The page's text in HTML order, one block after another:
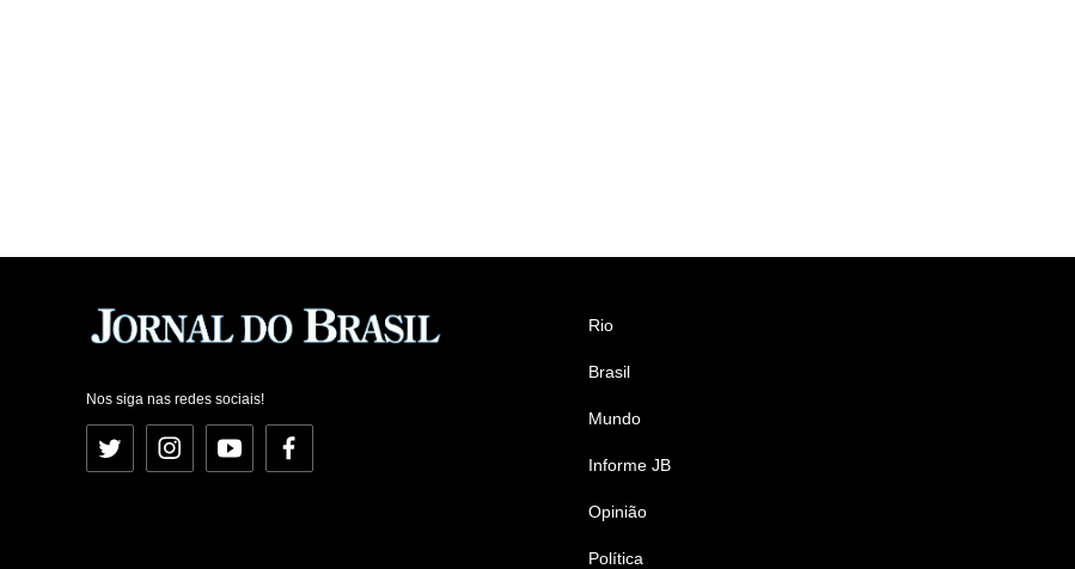
Nos siga nas redes sociais!
Twitter InstagramYouTubeFacebook
Rio
Brasil
Mundo
Informe JB
Opinião
Política